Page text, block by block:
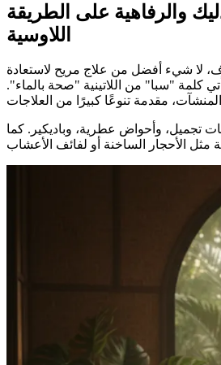
والرفاهية على الطريقة
اللاوسية
لا شيء أفضل من علاج مريح لاستعادة
كلمة "سبا" من اللاتينية "صحة بالماء".
تجميل، وأحواض عطرية، وباديكير. كما